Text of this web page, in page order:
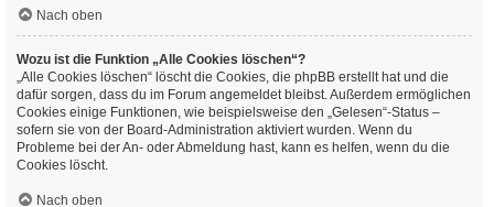
Nach oben
Wozu ist die Funktion „Alle Cookies löschen“?
„Alle Cookies löschen“ löscht die Cookies, die phpBB erstellt hat und die
dafür sorgen, dass du im Forum angemeldet bleibst. Außerdem ermöglichen
Cookies einige Funktionen, wie beispielsweise den „Gelesen“-Status –
sofern sie von der Board-Administration aktiviert wurden. Wenn du
Probleme bei der An- oder Abmeldung hast, kann es helfen, wenn du die
Cookies löscht.
Nach oben